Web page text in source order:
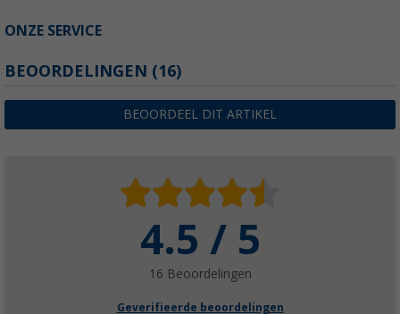
ONZE SERVICE
BEOORDELINGEN (16)
BEOORDEEL DIT ARTIKEL
4.5 / 5
16 Beoordelingen
Geverifieerde beoordelingen